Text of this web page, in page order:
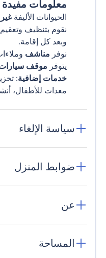
معلومات مفيدة
الحيوانات الأليفة
نقوم بتنظيف
وبعد كل إقامة.
نوفر مناشف
يتوفر موقف
خدمات إضافية:
معدات للأطفال،
سياسة الإلغاء
ضوابط المنزل
عن
المساحة